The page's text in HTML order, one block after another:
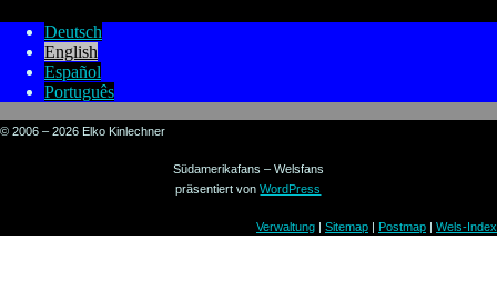
Deutsch
English
Español
Português
© 2006 – 2026 Elko Kinlechner
Südamerikafans – Welsfans
präsentiert vonWordPress
Verwaltung Sitemap Postmap Wels-Index